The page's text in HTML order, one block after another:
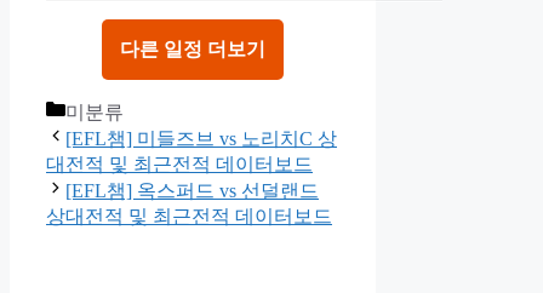
다른 일정 더보기
Categories
미분류
[EFL챔] 미들즈브 vs 노리치C 상
대전적 및 최근전적 데이터보드
[EFL챔] 옥스퍼드 vs 선덜랜드
상대전적 및 최근전적 데이터보드